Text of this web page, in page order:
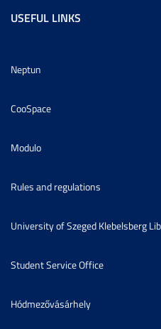
USEFUL LINKS
Neptun
CooSpace
Modulo
Rules and regulations
University of Szeged Klebelsberg
Student Service Office
Hódmezővásárhely